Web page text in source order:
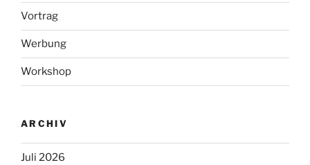
Vortrag
Werbung
Workshop
ARCHIV
Juli 2026